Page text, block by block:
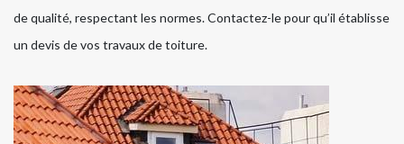
de qualité, respectant les normes. Contactez-le pour qu’il établisse
un devis de vos travaux de toiture.